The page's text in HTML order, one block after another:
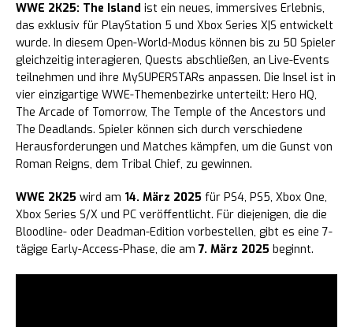
WWE 2K25: The Island ist ein neues, immersives Erlebnis,
das exklusiv für PlayStation 5 und Xbox Series X|S entwickelt
wurde. In diesem Open-World-Modus können bis zu 50 Spieler
gleichzeitig interagieren, Quests abschließen, an Live-Events
teilnehmen und ihre MySUPERSTARs anpassen. Die Insel ist in
vier einzigartige WWE-Themenbezirke unterteilt: Hero HQ,
The Arcade of Tomorrow, The Temple of the Ancestors und
The Deadlands. Spieler können sich durch verschiedene
Herausforderungen und Matches kämpfen, um die Gunst von
Roman Reigns, dem Tribal Chief, zu gewinnen.
WWE 2K25 wird am 14. März 2025 für PS4, PS5, Xbox One,
Xbox Series S/X und PC veröffentlicht. Für diejenigen, die die
Bloodline- oder Deadman-Edition vorbestellen, gibt es eine 7-
tägige Early-Access-Phase, die am 7. März 2025 beginnt.